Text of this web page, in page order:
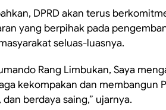
DPRD akan terus
yang berpihak pada
seluas-luasnya.
Rang Limbukan, Saya
kekompakan dan membangun
berdaya saing,” ujarnya.